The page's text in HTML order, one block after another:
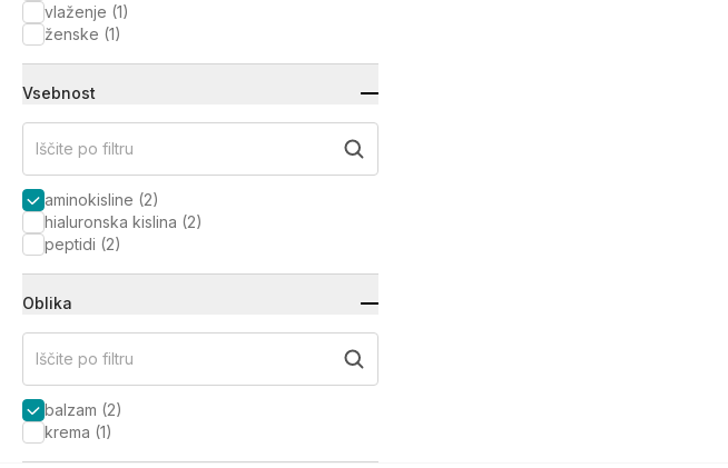
vlaženje (1)
ženske (1)
Vsebnost
Iščite po filtru
aminokisline (2)
hialuronska kislina (2)
peptidi (2)
Oblika
Iščite po filtru
balzam (2)
krema (1)